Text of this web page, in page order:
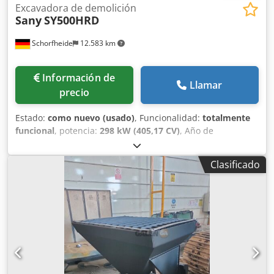
Schorfheide 12.583 km
Excavadora de demolición
SanySY500HRD
Información de
precio
Llamar
Estado: como nuevo (usado), Funcionalidad: totalmente
funcional, potencia: 298 kW (405,17 CV), Año de
, horas de funcionamiento:
Equipamiento:UVV, Peso: aprox. 65.000 kg Altura máxima
de trabajo: 28,15 m Extremadamente preciso, alcance
extraordinario Bastidor inferior extensible hidráulicamente
hasta 4,50 metros Motor Cummins QSG12: motor de 6
cilindros en línea, refrigerado por agua, con inyección
Common-Rail y AdBlue Norma de emisiones Stage V, 298
kW / 405 CV (2.100 rpm) Sistema hidráulico de detección de
carga, máx. 2x 360 l/min 1ª línea adicional proporcional
para pinza/martillo en Joystick 1 2ª línea adicional no
Clasificado